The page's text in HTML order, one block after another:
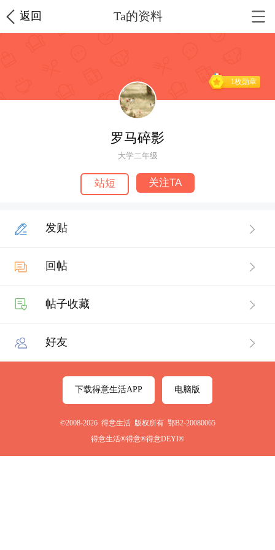
返回 Ta的资料
1枚勋章
罗马碎影
大学二年级
站短 关注TA
发贴
回帖
帖子收藏
好友
下载得意生活APP 电脑版
©2008-2026 得意生活 版权所有 鄂B2-20080065
得意生活®得意®得意DEYI®